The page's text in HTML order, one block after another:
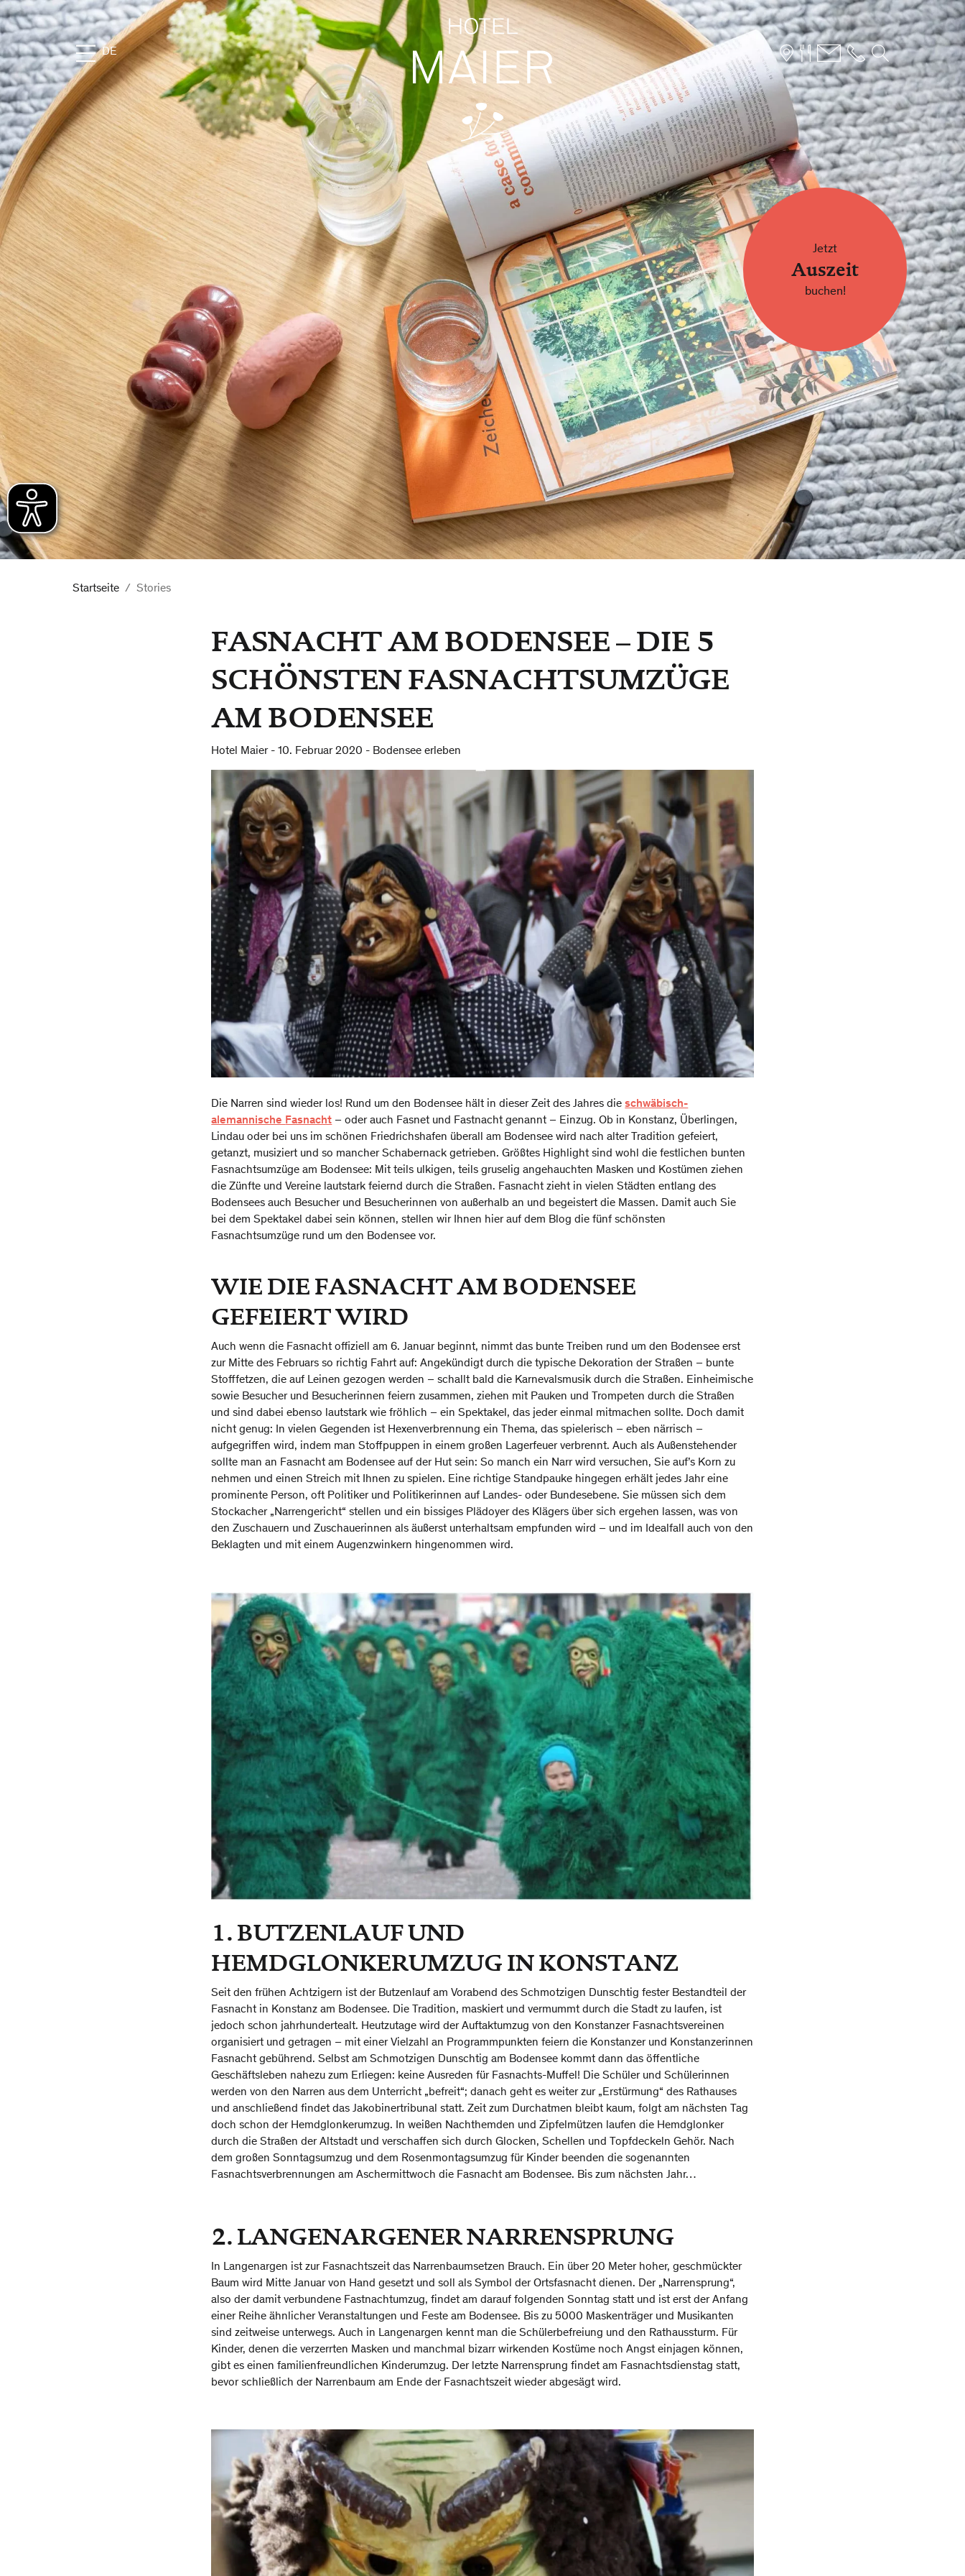
DAS MAIER
Geschichte
Lage
Nachhaltigkeit
Bildergalerie
FAQ
Stories
Karriere
ZIMMER
Stammhaus
Hofhaus
Ferienwohnung
10 Vorteile für Direktbucher
ENTSPANNUNG
Sauna
Massage
Bodensee-Thermen
Yoga
KULINARIK
Die Speiserei im Maier
Feste Feiern
Frühstück
TAGUNG
Tagungsräume
Tagungspauschale
Messehotel
FREIZEIT
Sehenswürdigkeiten
Familienurlaub
Aktivurlaub
Natur
Kultur
Genuss
ARRANGEMENTS
SUCHFORMULAR
Suchen nach
DE
Jetzt
Auszeit
buchen!
Startseite Stories
FASNACHT AM BODENSEE – DIE 5
SCHÖNSTEN FASNACHTSUMZÜGE
AM BODENSEE
Hotel Maier- 10. Februar 2020 - Bodensee erleben
Die Narren sind wieder los! Rund um den Bodensee hält in dieser Zeit des Jahres dieschwäbisch-
alemannische Fasnacht – oder auch Fasnet und Fastnacht genannt – Einzug. Ob in Konstanz, Überlingen,
Lindau oder bei uns im schönen Friedrichshafen überall am Bodensee wird nach alter Tradition gefeiert,
getanzt, musiziert und so mancher Schabernack getrieben. Größtes Highlight sind wohl die festlichen bunten
Fasnachtsumzüge am Bodensee: Mit teils ulkigen, teils gruselig angehauchten Masken und Kostümen ziehen
die Zünfte und Vereine lautstark feiernd durch die Straßen. Fasnacht zieht in vielen Städten entlang des
Bodensees auch Besucher und Besucherinnen von außerhalb an und begeistert die Massen. Damit auch Sie
bei dem Spektakel dabei sein können, stellen wir Ihnen hier auf dem Blog die fünf schönsten
Fasnachtsumzüge rund um den Bodensee vor.
WIE DIE FASNACHT AM BODENSEE
GEFEIERT WIRD
Auch wenn die Fasnacht offiziell am 6. Januar beginnt, nimmt das bunte Treiben rund um den Bodensee erst
zur Mitte des Februars so richtig Fahrt auf: Angekündigt durch die typische Dekoration der Straßen – bunte
Stofffetzen, die auf Leinen gezogen werden – schallt bald die Karnevalsmusik durch die Straßen. Einheimische
sowie Besucher und Besucherinnen feiern zusammen, ziehen mit Pauken und Trompeten durch die Straßen
und sind dabei ebenso lautstark wie fröhlich – ein Spektakel, das jeder einmal mitmachen sollte. Doch damit
nicht genug: In vielen Gegenden ist Hexenverbrennung ein Thema, das spielerisch – eben närrisch –
aufgegriffen wird, indem man Stoffpuppen in einem großen Lagerfeuer verbrennt. Auch als Außenstehender
sollte man an Fasnacht am Bodensee auf der Hut sein: So manch ein Narr wird versuchen, Sie auf’s Korn zu
nehmen und einen Streich mit Ihnen zu spielen. Eine richtige Standpauke hingegen erhält jedes Jahr eine
prominente Person, oft Politiker und Politikerinnen auf Landes- oder Bundesebene. Sie müssen sich dem
Stockacher „Narrengericht“ stellen und ein bissiges Plädoyer des Klägers über sich ergehen lassen, was von
den Zuschauern und Zuschauerinnen als äußerst unterhaltsam empfunden wird – und im Idealfall auch von den
Beklagten und mit einem Augenzwinkern hingenommen wird.
1. BUTZENLAUF UND
HEMDGLONKERUMZUG IN KONSTANZ
Seit den frühen Achtzigern ist der Butzenlauf am Vorabend des Schmotzigen Dunschtig fester Bestandteil der
Fasnacht in Konstanz am Bodensee. Die Tradition, maskiert und vermummt durch die Stadt zu laufen, ist
jedoch schon jahrhundertealt. Heutzutage wird der Auftaktumzug von den Konstanzer Fasnachtsvereinen
organisiert und getragen – mit einer Vielzahl an Programmpunkten feiern die Konstanzer und Konstanzerinnen
Fasnacht gebührend. Selbst am Schmotzigen Dunschtig am Bodensee kommt dann das öffentliche
Geschäftsleben nahezu zum Erliegen: keine Ausreden für Fasnachts-Muffel! Die Schüler und Schülerinnen
werden von den Narren aus dem Unterricht „befreit“; danach geht es weiter zur „Erstürmung“ des Rathauses
und anschließend findet das Jakobinertribunal statt. Zeit zum Durchatmen bleibt kaum, folgt am nächsten Tag
doch schon der Hemdglonkerumzug. In weißen Nachthemden und Zipfelmützen laufen die Hemdglonker
durch die Straßen der Altstadt und verschaffen sich durch Glocken, Schellen und Topfdeckeln Gehör. Nach
dem großen Sonntagsumzug und dem Rosenmontagsumzug für Kinder beenden die sogenannten
Fasnachtsverbrennungen am Aschermittwoch die Fasnacht am Bodensee. Bis zum nächsten Jahr…
2. LANGENARGENER NARRENSPRUNG
In Langenargen ist zur Fasnachtszeit das Narrenbaumsetzen Brauch. Ein über 20 Meter hoher, geschmückter
Baum wird Mitte Januar von Hand gesetzt und soll als Symbol der Ortsfasnacht dienen. Der „Narrensprung“,
also der damit verbundene Fastnachtumzug, findet am darauf folgenden Sonntag statt und ist erst der Anfang
einer Reihe ähnlicher Veranstaltungen und Feste am Bodensee. Bis zu 5000 Maskenträger und Musikanten
sind zeitweise unterwegs. Auch in Langenargen kennt man die Schülerbefreiung und den Rathaussturm. Für
Kinder, denen die verzerrten Masken und manchmal bizarr wirkenden Kostüme noch Angst einjagen können,
gibt es einen familienfreundlichen Kinderumzug. Der letzte Narrensprung findet am Fasnachtsdienstag statt,
bevor schließlich der Narrenbaum am Ende der Fasnachtszeit wieder abgesägt wird.